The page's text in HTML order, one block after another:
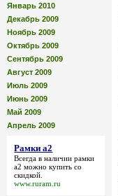
Январь 2010
Декабрь 2009
Ноябрь 2009
Октябрь 2009
Сентябрь 2009
Август 2009
Июль 2009
Июнь 2009
Май 2009
Апрель 2009
Рамки а2
Всегда в наличиирамки
а2 можно купить со
скидкой.
www.ruram.ru